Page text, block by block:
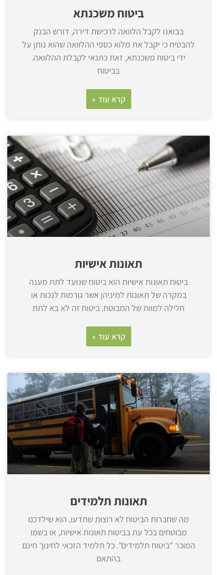
ביטוח משכנתא
בבואנו לקבל הלוואה לרכישת דירה, דורש הבנק
להבטיח כי יקבל את מלוא כספי ההלוואה שהוא נותן על
ידי ביטוח משכנתא, זאת כתנאי לקבלת ההלוואה.
בביטוח
קרא עוד »
תאונות אישיות
ביטוח תאונות אישיות הוא ביטוח שנועד לתת מענה
במקרה של תאונות למיניהן אשר גורמות לנכות או
חלילה למוות של המבוטח. ביטוח זה לא בא לתת
קרא עוד »
תאונות תלמידים
מה שחברות הביטוח לא רוצות שתדעו, הוא שילדכם
מבוטחים בכל עת בביטוח תאונות אישיות, או בשמו
המוכר "ביטוח תלמידים". כל תלמיד הזכאי לחינוך חינם
בהתאם